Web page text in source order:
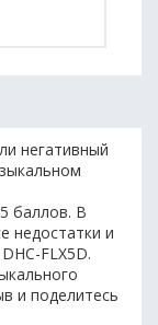
негативный
баллов. В
недостатки и
FLX5D.
и поделитесь